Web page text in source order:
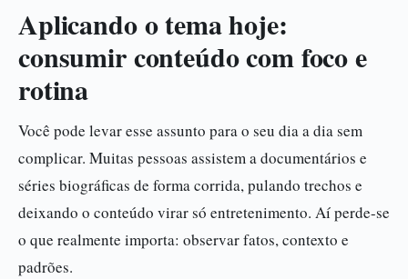
Aplicando o tema hoje:
consumir conteúdo com foco e
rotina
Você pode levar esse assunto para o seu dia a dia sem
complicar. Muitas pessoas assistem a documentários e
séries biográficas de forma corrida, pulando trechos e
deixando o conteúdo virar só entretenimento. Aí perde-se
o que realmente importa: observar fatos, contexto e
padrões.